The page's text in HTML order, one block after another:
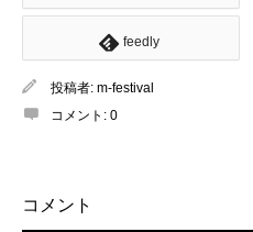
feedly
投稿者: m-festival
コメント: 0
コメント